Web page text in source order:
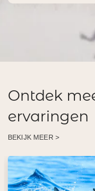
Ontdek
ervaringen
BEKIJK MEER >